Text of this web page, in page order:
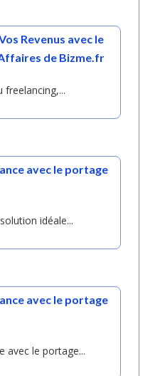
Revenus avec le
de Bizme.fr
avec le portage
idéale...
avec le portage
avec le portage...